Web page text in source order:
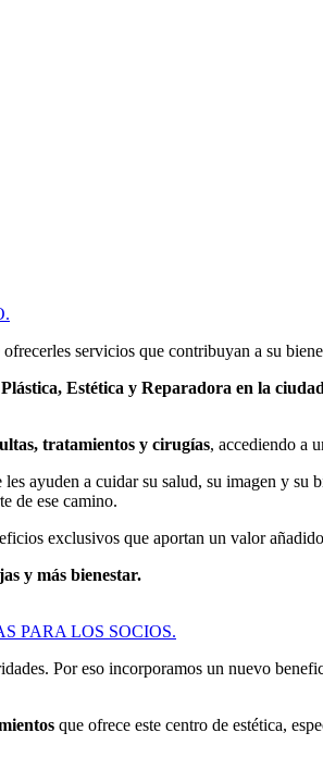
servicios que contribuyan a su
Estética y Reparadora en la
tratamientos y cirugías, accediendo a
ayuden a cuidar su salud, su imagen y su
de ese camino.
exclusivos que aportan un valor
y más bienestar.
PARA LOS SOCIOS.
Por eso incorporamos un nuevo
que ofrece este centro de estética,